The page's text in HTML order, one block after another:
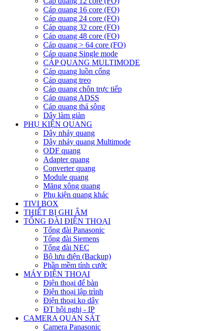
Cáp quang 16 core (FO)
Cáp quang 24 core (FO)
Cáp quang 32 core (FO)
Cáp quang 48 core (FO)
Cáp quang > 64 core (FO)
Cáp quang Single mode
CÁP QUANG MULTIMODE
Cáp quang luồn cống
Cáp quang treo
Cáp quang chôn trực tiếp
Cáp quang ADSS
Cáp quang thả sông
Dây làm giàn
PHỤ KIỆN QUANG
Dây nhảy quang
Dây nhảy quang Multimode
ODF quang
Adapter quang
Converter quang
Module quang
Măng xông quang
Phụ kiện quang khác
TIVI BOX
THIẾT BỊ GHI ÂM
TỔNG ĐÀI ĐIỆN THOẠI
Tổng đài Panasonic
Tổng đài Siemens
Tổng đài NEC
Bộ lưu điện (Backup)
Phần mềm tính cước
MÁY ĐIỆN THOẠI
Điện thoại để bàn
Điện thoại lập trình
Điện thoại ko dây
ĐT hội nghị - IP
CAMERA QUAN SÁT
Camera Panasonic